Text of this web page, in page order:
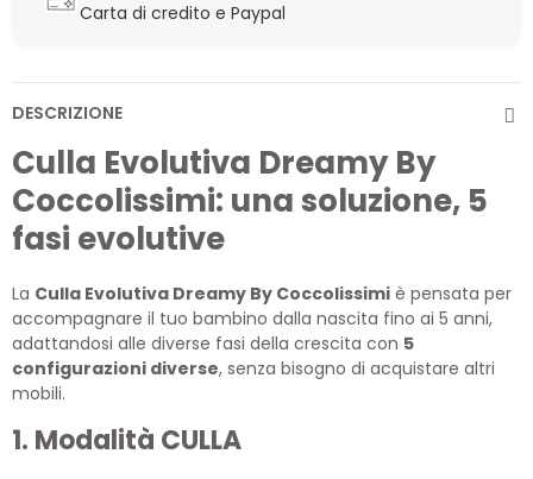
Carta di credito e Paypal
DESCRIZIONE
Culla Evolutiva Dreamy By
Coccolissimi: una soluzione, 5
fasi evolutive
La Culla Evolutiva Dreamy By Coccolissimi è pensata per
accompagnare il tuo bambino dalla nascita fino ai 5 anni,
adattandosi alle diverse fasi della crescita con 5
configurazioni diverse, senza bisogno di acquistare altri
mobili.
1. Modalità CULLA